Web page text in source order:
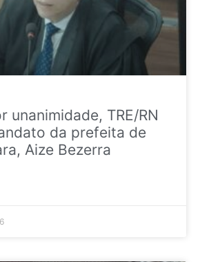
unanimidade, TRE/RN
da prefeita de
Aize Bezerra